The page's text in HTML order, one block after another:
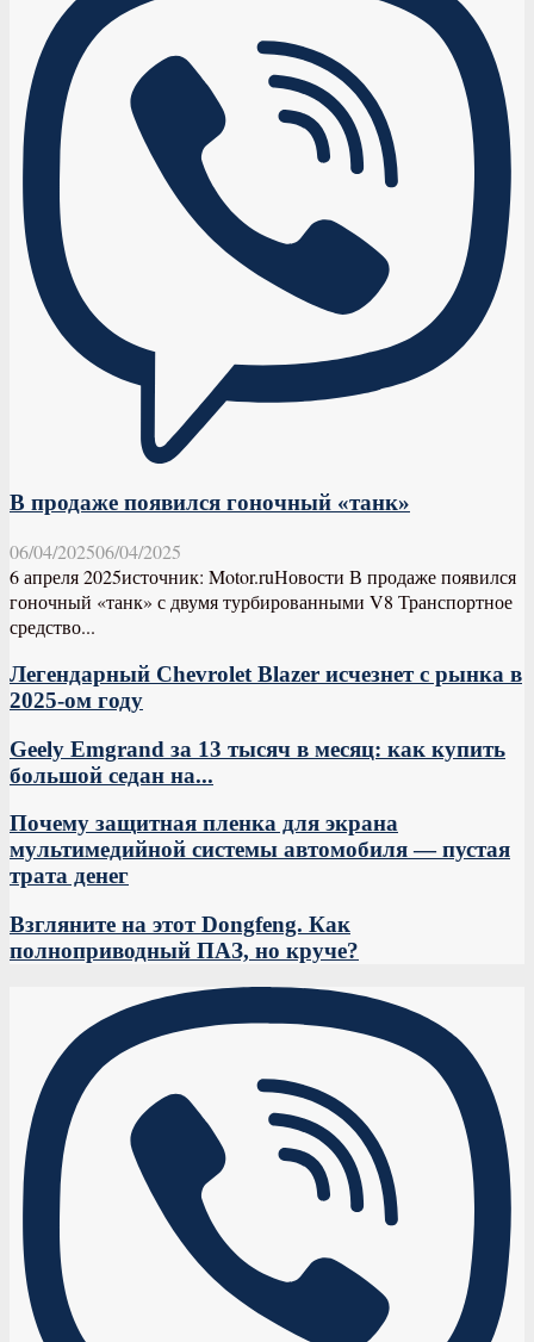
В продаже появился гоночный «танк»
06/04/202506/04/2025
6 апреля 2025источник: Motor.ruНовости В продаже появился
гоночный «танк» с двумя турбированными V8 Транспортное
средство...
Легендарный Chevrolet Blazer исчезнет с рынка в
2025-ом году
Geely Emgrand за 13 тысяч в месяц: как купить
большой седан на...
Почему защитная пленка для экрана
мультимедийной системы автомобиля — пустая
трата денег
Взгляните на этот Dongfeng. Как
полноприводный ПАЗ, но круче?